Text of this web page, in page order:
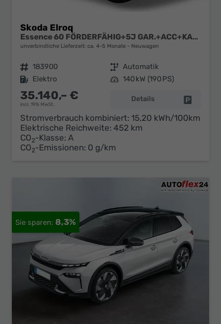
Skoda Elroq
Essence 60 FÖRDERFÄHIG+5J GAR.+ACC+KAMERA+19" ALU+SMARTLINK+KLIMA+LED
unverbindliche Lieferzeit: ca. 4-5 Monate Neuwagen
Fahrzeugnr. 183900 Getriebe Automatik
Kraftstoff Elektro Leistung 140 kW (190 PS)
35.140,– €
incl. 19% MwSt.
Details
Stromverbrauch kombiniert: 15,20 kWh/100km
Elektrische Reichweite: 452 km
CO2-Klasse: A
CO2-Emissionen: 0 g/km
8,3%